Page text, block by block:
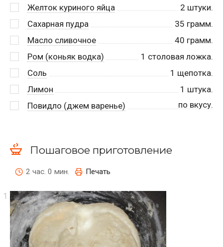
Желток куриного яйца
2 штуки.
Сахарная пудра
35 грамм.
Масло сливочное
40 грамм.
Ром (коньяк водка)
1 столовая ложка.
Соль
1 щепотка.
Лимон
1 штука.
Повидло (джем варенье)
по вкусу.
Пошаговое приготовление
2 час. 0 мин. Печать